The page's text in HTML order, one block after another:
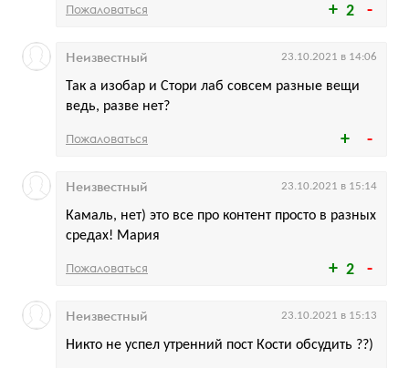
2
Пожаловаться
Так а изобар и Стори лаб совсем разные вещи
ведь, разве нет?
Неизвестный 23.10.2021 в 14:06
Пожаловаться
2
Камаль, нет) это все про контент просто в разных
средах! Мария
Неизвестный 23.10.2021 в 15:14
Пожаловаться
Никто не успел утренний пост Кости обсудить ??)
Неизвестный 23.10.2021 в 15:13